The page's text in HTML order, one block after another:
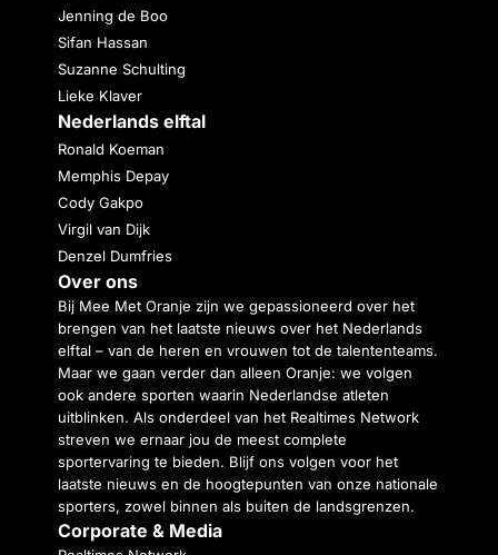
Jenning de Boo
Sifan Hassan
Suzanne Schulting
Lieke Klaver
Nederlands elftal
Ronald Koeman
Memphis Depay
Cody Gakpo
Virgil van Dijk
Denzel Dumfries
Over ons
Bij Mee Met Oranje zijn we gepassioneerd over het
brengen van het laatste nieuws over het Nederlands
elftal – van de heren en vrouwen tot de talententeams.
Maar we gaan verder dan alleen Oranje: we volgen
ook andere sporten waarin Nederlandse atleten
uitblinken. Als onderdeel van het Realtimes Network
streven we ernaar jou de meest complete
sportervaring te bieden. Blijf ons volgen voor het
laatste nieuws en de hoogtepunten van onze nationale
sporters, zowel binnen als buiten de landsgrenzen.
Corporate & Media